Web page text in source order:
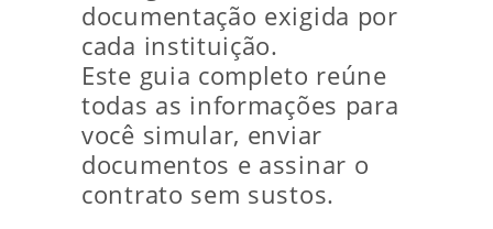
documentação exigida por
cada instituição.
Este guia completo reúne
todas as informações para
você simular, enviar
documentos e assinar o
contrato sem sustos.